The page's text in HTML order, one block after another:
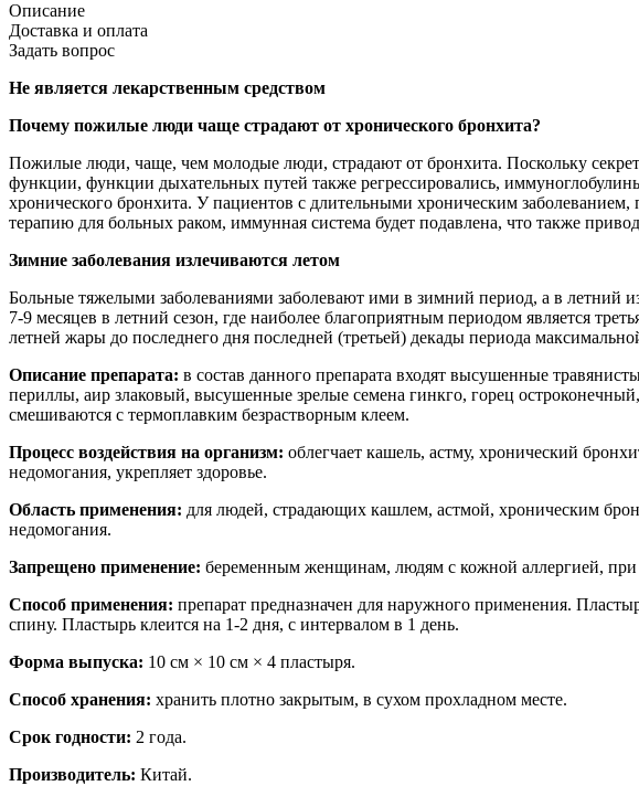
Описание
Доставка и оплата
Задать вопрос
Не является лекарственным средством
Почему пожилые люди чаще страдают от хронического бронхита?
Пожилые люди, чаще, чем молодые люди, страдают от бронхита. Поскольку
функции, функции дыхательных путей также регрессировались,
хронического бронхита. У пациентов с длительными хроническим
терапию для больных раком, иммунная система будет подавлена, что также
Зимние заболевания излечиваются летом
Больные тяжелыми заболеваниями заболевают ими в зимний период, а в летний
7-9 месяцев в летний сезон, где наиболее благоприятным периодом является
летней жары до последнего дня последней (третьей) декады периода
Описание препарата: в состав данного препарата входят высушенные
периллы, аир злаковый, высушенные зрелые семена гинкго, горец
смешиваются с термоплавким безрастворным клеем.
Процесс воздействия на организм: облегчает кашель, астму, хронический
недомогания, укрепляет здоровье.
Область применения: для людей, страдающих кашлем, астмой, хроническим
недомогания.
Запрещено применение: беременным женщинам, людям с кожной аллергией,
Способ применения: препарат предназначен для наружного применения.
спину. Пластырь клеится на 1-2 дня, с интервалом в 1 день.
Форма выпуска: 10 см × 10 см × 4 пластыря.
Способ хранения: хранить плотно закрытым, в сухом прохладном месте.
Срок годности: 2 года.
Производитель: Китай.